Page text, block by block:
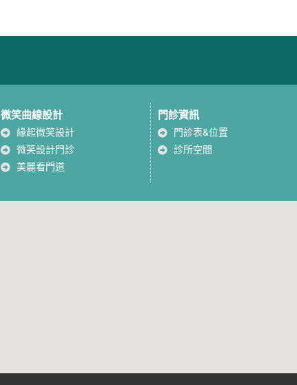
微笑曲線設計
緣起微笑設計
微笑設計門診
美麗看門道
門診資訊
門診表&位置
診所空間